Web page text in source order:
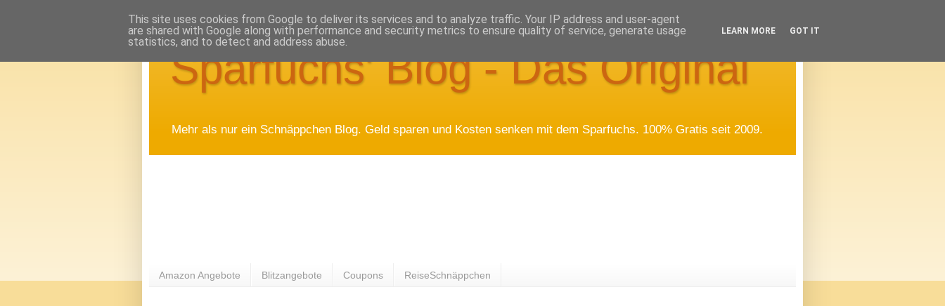
Sparfuchs' Blog - Das Original
Mehr als nur ein Schnäppchen Blog. Geld sparen und Kosten senken mit dem Sparfuchs. 100% Gratis seit 2009.
Amazon Angebote Blitzangebote Coupons ReiseSchnäppchen
This site uses cookies from Google to deliver its services and to analyze traffic. Your IP address and user-agent
are shared with Google along with performance and security metrics to ensure quality of service, generate usage
statistics, and to detect and address abuse.
LEARN MORE GOT IT